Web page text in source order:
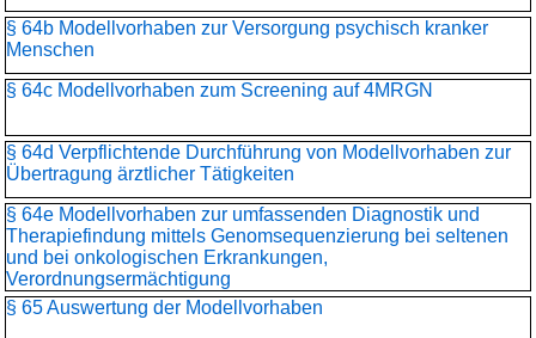
§ 64b Modellvorhaben zur Versorgung psychisch kranker
Menschen
§ 64c Modellvorhaben zum Screening auf 4MRGN
§ 64d Verpflichtende Durchführung von Modellvorhaben zur
Übertragung ärztlicher Tätigkeiten
§ 64e Modellvorhaben zur umfassenden Diagnostik und
Therapiefindung mittels Genomsequenzierung bei seltenen
und bei onkologischen Erkrankungen,
Verordnungsermächtigung
§ 65 Auswertung der Modellvorhaben